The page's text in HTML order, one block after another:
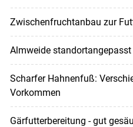
Zwischenfruchtanbau zur
Almweide
Scharfer Hahnenfuß:
Vorkommen
Gärfutterbereitung - gut